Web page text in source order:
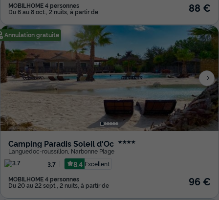
MOBILHOME 4 personnes
Du 6 au 8 oct., 2 nuits, à partir de 88 €
Annulation gratuite
Camping Paradis Soleil d'Oc ★★★★
Languedoc-roussillon Narbonne Plage
3.7
8.4 Excellent
MOBILHOME 4 personnes
Du 20 au 22 sept., 2 nuits, à partir de 96 €